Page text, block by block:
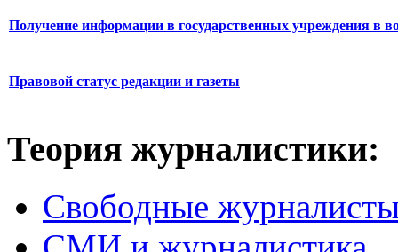
Получение информации в государственных учреждения в
Правовой статус редакции и газеты
Теория журналистики:
Свободные